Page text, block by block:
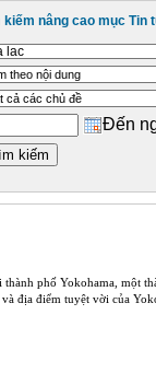
kiếm nâng cao mục Tin
Đến
thành phố Yokohama, một
địa điểm tuyệt vời của